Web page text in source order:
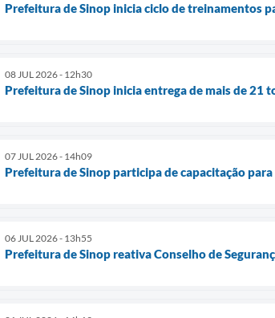
Prefeitura de Sinop inicia ciclo de treinamentos
08 JUL 2026 - 12h30
Prefeitura de Sinop inicia entrega de mais de 21
07 JUL 2026 - 14h09
Prefeitura de Sinop participa de capacitação
06 JUL 2026 - 13h55
Prefeitura de Sinop reativa Conselho de